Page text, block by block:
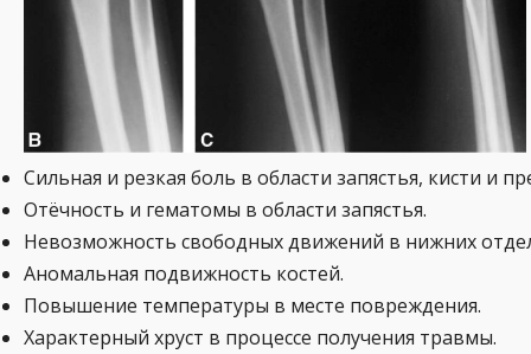
Сильная и резкая боль в области запястья, кисти и
Отёчность и гематомы в области запястья.
Невозможность свободных движений в нижних
Аномальная подвижность костей.
Повышение температуры в месте повреждения.
Характерный хруст в процессе получения травмы.